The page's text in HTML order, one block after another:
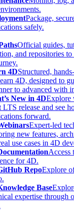
Package,
safely.
Official guides,
and repositories
4DStructured,
4D, designed to
to advanced with
New in 4DExplore
LTS release and see
forward.
Expert-led
new features,
use cases in 4D
Access
for 4D.
RepoExplore
Base
expertise through